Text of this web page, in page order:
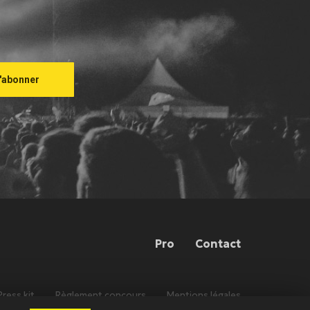
Pro Contact
kit Règlement concours Mentions légales